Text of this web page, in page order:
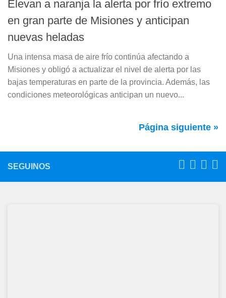
Elevan a naranja la alerta por frío extremo
en gran parte de Misiones y anticipan
nuevas heladas
Una intensa masa de aire frío continúa afectando a
Misiones y obligó a actualizar el nivel de alerta por las
bajas temperaturas en parte de la provincia. Además, las
condiciones meteorológicas anticipan un nuevo...
Página siguiente »
SEGUINOS